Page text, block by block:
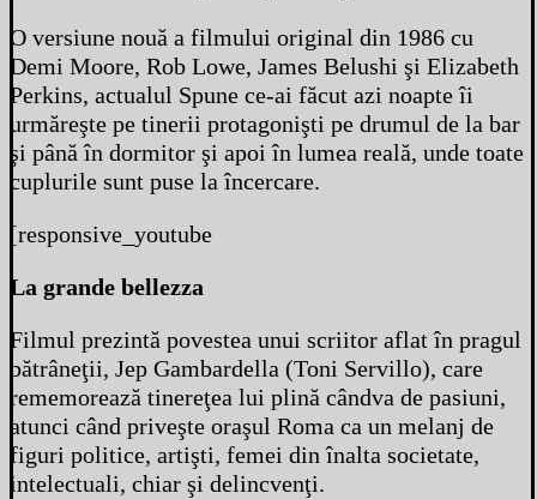
O versiune nouă a filmului original din 1986 cu
Demi Moore, Rob Lowe, James Belushi şi Elizabeth
Perkins, actualul Spune ce-ai făcut azi noapte îi
urmăreşte pe tinerii protagonişti pe drumul de la bar
şi până în dormitor şi apoi în lumea reală, unde toate
cuplurile sunt puse la încercare.
[responsive_youtube
La grande bellezza
Filmul prezintă povestea unui scriitor aflat în pragul
bătrâneţii, Jep Gambardella (Toni Servillo), care
rememorează tinereţea lui plină cândva de pasiuni,
atunci când priveşte oraşul Roma ca un melanj de
figuri politice, artişti, femei din înalta societate,
intelectuali, chiar şi delincvenţi.